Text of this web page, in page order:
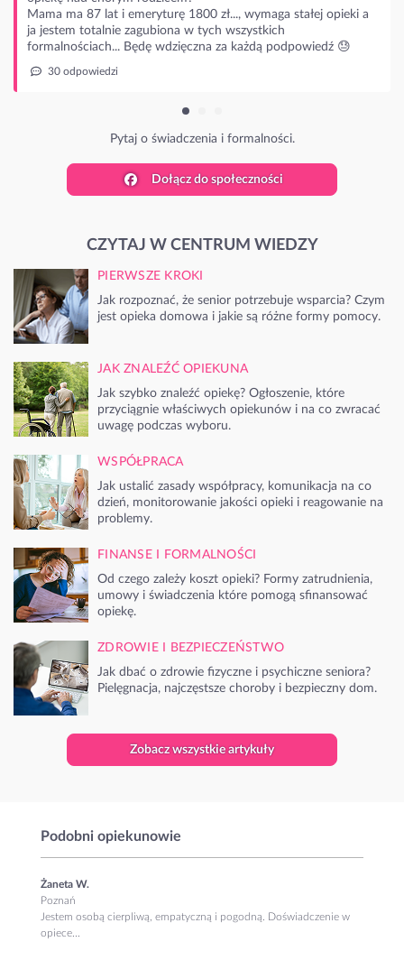
opieki a
😓
Dołącz do społeczności
CZYTAJ W CENTRUM WIEDZY
PIERWSZE KROKI
Jak rozpoznać, że senior potrzebuje wsparcia? Czym
jest opieka domowa i jakie są różne formy pomocy.
JAK ZNALEŹĆ OPIEKUNA
Jak szybko znaleźć opiekę? Ogłoszenie, które
przyciągnie właściwych opiekunów i na co zwracać
uwagę podczas wyboru.
WSPÓŁPRACA
Jak ustalić zasady współpracy, komunikacja na co
dzień, monitorowanie jakości opieki i reagowanie na
problemy.
FINANSE I FORMALNOŚCI
Od czego zależy koszt opieki? Formy zatrudnienia,
umowy i świadczenia które pomogą sfinansować
opiekę.
ZDROWIE I BEZPIECZEŃSTWO
Jak dbać o zdrowie fizyczne i psychiczne seniora?
Pielęgnacja, najczęstsze choroby i bezpieczny dom.
Zobacz wszystkie artykuły
Podobni opiekunowie
Żaneta W.
Poznań
Jestem osobą cierpliwą, empatyczną i pogodną. Doświadczenie w
opiece...